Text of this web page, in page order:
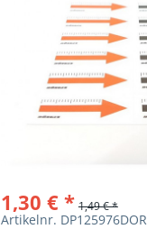
1,30 € * 1,49 € *
Artikelnr. DP125976DOR